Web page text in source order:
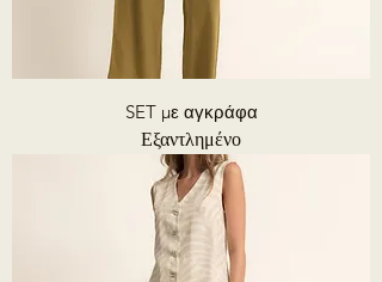
SET με αγκράφα
Εξαντλημένο